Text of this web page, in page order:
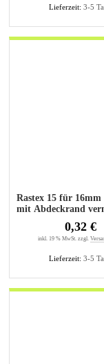
Lieferzeit: 3-5
Rastex 15 für 16mm
mit Abdeckrand
Lieferzeit: 3-5
0,32 €
inkl. 19 % MwSt. zzgl.